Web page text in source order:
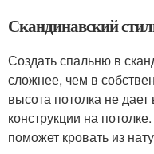
Скандинавский
Создать спальню в
сложнее, чем в
высота потолка не
конструкции на
поможет кровать из